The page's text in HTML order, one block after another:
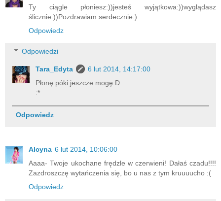
Ty ciągle płoniesz:))jesteś wyjątkowa:))wyglądasz
ślicznie:))Pozdrawiam serdecznie:)
Odpowiedz
Odpowiedzi
Tara_Edyta
6 lut 2014, 14:17:00
Płonę póki jeszcze mogę:D
:*
Odpowiedz
Alcyna 6 lut 2014, 10:06:00
Aaaa- Twoje ukochane frędzle w czerwieni! Dałaś czadu!!!!
Zazdroszczę wytańczenia się, bo u nas z tym kruuuucho :(
Odpowiedz